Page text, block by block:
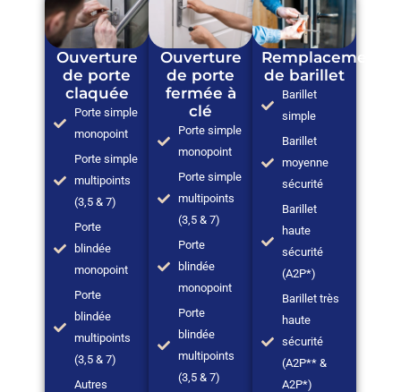
Ouverture
de porte
claquée
Porte simple
monopoint
Porte simple
multipoints
(3,5 & 7)
Porte
blindée
monopoint
Porte
blindée
multipoints
(3,5 & 7)
Autres
Ouverture
de porte
fermée à
clé
Porte simple
monopoint
Porte simple
multipoints
(3,5 & 7)
Porte
blindée
monopoint
Porte
blindée
multipoints
(3,5 & 7)
Remplacement
de barillet
Barillet
simple
Barillet
moyenne
sécurité
Barillet
haute
sécurité
(A2P*)
Barillet très
haute
sécurité
(A2P** &
A2P*)